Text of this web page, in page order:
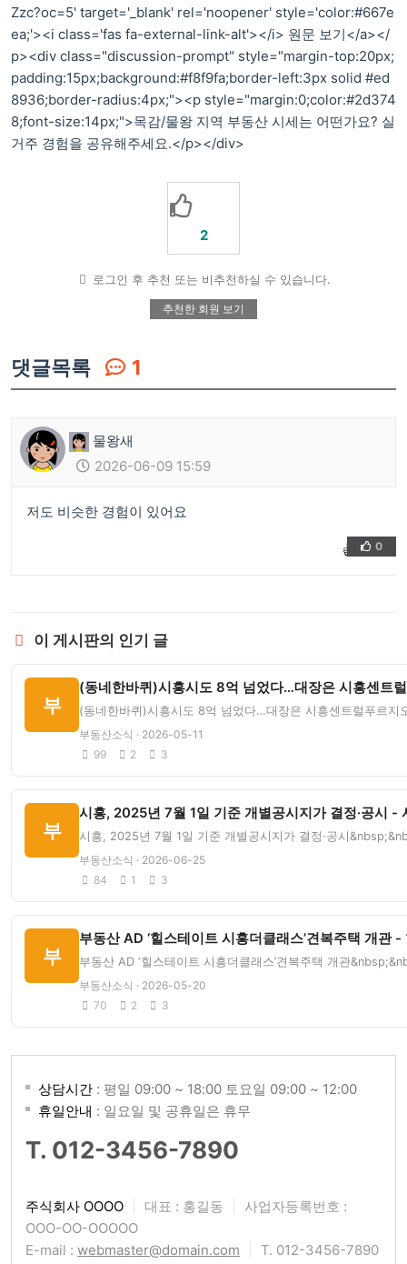
Zzc?oc=5' target='_blank' rel='noopener' style='color:#667e
ea;'><i class='fas fa-external-link-alt'></i> 원문 보기</a></
p><div class="discussion-prompt" style="margin-top:20px;
padding:15px;background:#f8f9fa;border-left:3px solid #ed
8936;border-radius:4px;"><p style="margin:0;color:#2d374
8;font-size:14px;">목감/물왕 지역 부동산 시세는 어떤가요? 실
거주 경험을 공유해주세요.</p></div>
2
로그인 후 추천 또는 비추천하실 수 있습니다.
추천한 회원 보기
댓글목록 1
물왕새
2026-06-09 15:59
저도 비슷한 경험이 있어요
👍 ❤️
0
이 게시판의 인기 글
부
(동네한바퀴)시흥시도 8억 넘었다…대장은 시흥센트
(동네한바퀴)시흥시도 8억 넘었다…대장은 시흥센트럴푸르
부동산소식 · 2026-05-11
99
2 3
부
시흥, 2025년 7월 1일 기준 개별공시지가 결정·공시 -
시흥, 2025년 7월 1일 기준 개별공시지가 결정·공시
부동산소식 · 2026-06-25
84
1 3
부
부동산 AD ‘힐스테이트 시흥더클래스’견복주택 개관 -
부동산 AD ‘힐스테이트 시흥더클래스’견복주택 개관
부동산소식 · 2026-05-20
70
2 3
상담시간 : 평일 09:00 ~ 18:00 토요일 09:00 ~ 12:00
휴일안내 : 일요일 및 공휴일은 휴무
T. 012-3456-7890
주식회사 OOOO 대표 : 홍길동
사업자등록번호 :
OOO-OO-OOOOO
E-mail : webmaster@domain.com T. 012-3456-7890